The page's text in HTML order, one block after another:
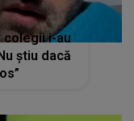
colegii i-au
știu dacă